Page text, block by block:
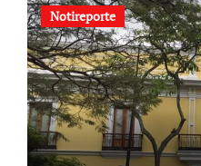
Notireporte